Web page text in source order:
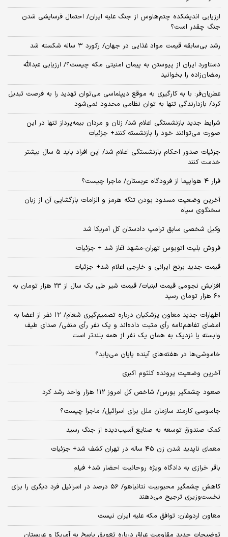
ارزیابی اندیشکده چتم‌هاوس از جنگ علیه ایران/ احتمال فرسایشی شدن
جنگ چقدر است؟
رشد بی‌سابقه قیمت مواد غذایی در جهان/ رکورد ۳ ساله شکسته شد
دستاورد ایران از پیوستن به پیمان امنیتی مکه چیست؟/ ارزیابی عبدالله
رمضان‌زاده را بخوانید
عطریان‌فر: با به کارگیری به موقع دیپلماسی می‌توان تهدید را به فرصت تبدیل
کرد/ بازدارندگی تنها به توان نظامی محدود نمی‌شود
شرایط جدید بازنشستگی اعلام شد/ زنان و مردان بیمه‌پرداز تنها در این
صورت می‌توانند خود را بازنشسته کنند+ جزئیات
جزئیات صدور احکام بازنشستگی اعلام شد/ این افراد باید ۵ سال بیشتر
خدمت کنند
فرار ۴ هواپیما از فرودگاه عربستان/ ماجرا چیست؟
آخرین وضعیت مسدود بودن تنگه هرمز و الزامات بازگشایی آن از زبان
سخنگوی سپاه
وکیل شخصی سابق ترامپ دادستان کل آمریکا شد
فروش بلیت اتوبوس تهران-مشهد آغاز شد + جزئیات
قیمت جدید برنج ایرانی و خارجی اعلام شد+ جزئیات
افزایش نجومی قیمت لبنیات/ قیمت شیر طی یک سال از 23 هزار تومان به
60 هزار تومان رسید
اظهارات جدید معاون پزشکیان درباره تصمیم‌گیری شعام/ ۱۲ نفر از اعضا به
امضای تفاهم‌نامه رأی مثبت داده‌اند و یک نفر رأی منفی/ صدای طیف
وابسته یا نزدیک به همان یک نفر از همه بلندتر است
خاموشی‌ها در هفته‌های آینده پایان می‌یابد؟
آخرین وضعیت پرونده کلثوم اکبری
صعود چشمگیر بورس/ شاخص کل امروز 112 هزار واحد رشد کرد
جاسوسی کارمند سازمان ملل برای اسرائیل/ ماجرا چیست؟
کمک صندوق توسعه به صنایع آسیب‌دیده از جنگ رسید
معمای ناپدید شدن زن 45 ساله در تهران کشف شد+ جزئیات
باقر خرازی به دادگاه ویژه روحانیت احضار شد+ فیلم
کاهش چشمگیر محبوبیت نتانیاهو/ 56 درصد در اسرائیل فرد دیگری را برای
نخست‌وزیری ترجیح می‌دهند
معاون اردوغان: توافق مکه علیه ایران نیست